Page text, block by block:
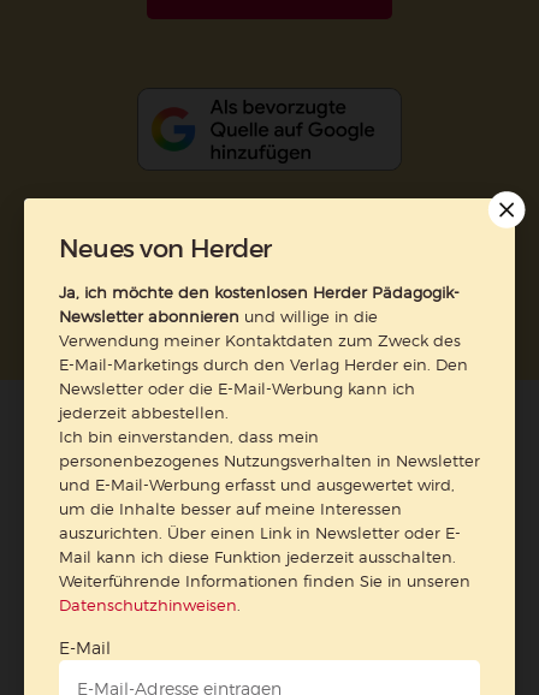
Neues von Herder
Ja, ich möchte den kostenlosen Herder Pädagogik-
Newsletter abonnieren und willige in die
Verwendung meiner Kontaktdaten zum Zweck des
E-Mail-Marketings durch den Verlag Herder ein. Den
Newsletter oder die E-Mail-Werbung kann ich
jederzeit abbestellen.
Ich bin einverstanden, dass mein
personenbezogenes Nutzungsverhalten in Newsletter
und E-Mail-Werbung erfasst und ausgewertet wird,
um die Inhalte besser auf meine Interessen
auszurichten. Über einen Link in Newsletter oder E-
Mail kann ich diese Funktion jederzeit ausschalten.
Weiterführende Informationen finden Sie in unseren
Datenschutzhinweisen
E-Mail